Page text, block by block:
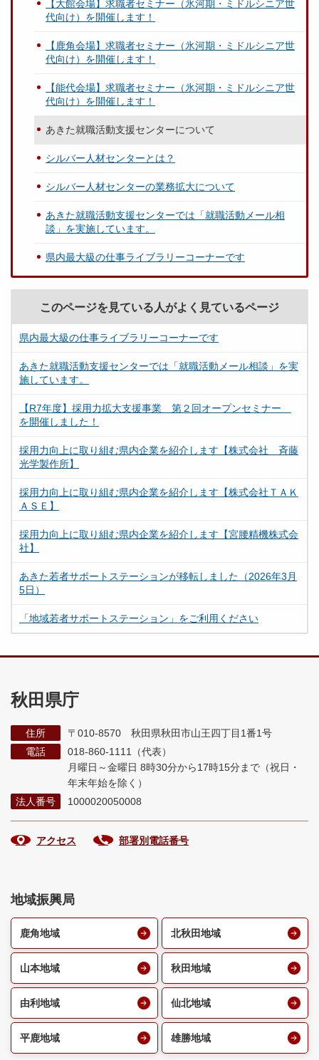
【大館会場】求職者セミナー（氷河期・ミドルシニア世
代向け）を開催します！
【鹿角会場】求職者セミナー（氷河期・ミドルシニア世
代向け）を開催します！
【能代会場】求職者セミナー（氷河期・ミドルシニア世
代向け）を開催します！
あきた就職活動支援センターについて
シルバー人材センターとは？
シルバー人材センターの業務拡大について
あきた就職活動支援センターでは「就職活動メール相
談」を実施しています。
県内最大級の仕事ライブラリーコーナーです
このページを見ている人がよく見ているページ
県内最大級の仕事ライブラリーコーナーです
あきた就職活動支援センターでは「就職活動メール相談」を実
施しています。
【R7年度】採用力拡大支援事業 第２回オープンセミナー
を開催しました！
採用力向上に取り組む県内企業を紹介します【株式会社 斉藤
光学製作所】
採用力向上に取り組む県内企業を紹介します【株式会社ＴＡＫ
ＡＳＥ】
採用力向上に取り組む県内企業を紹介します【宮腰精機株式会
社】
あきた若者サポートステーションが移転しました（2026年3月
5日）
「地域若者サポートステーション」をご利用ください
秋田県庁
住所
〒010-8570 秋田県秋田市山王四丁目1番1号
電話
018-860-1111（代表）
月曜日～金曜日 8時30分から17時15分まで （祝日・
年末年始を除く）
法人番号
1000020050008
アクセス 部署別電話番号
地域振興局
鹿角地域 北秋田地域
山本地域 秋田地域
由利地域 仙北地域
平鹿地域 雄勝地域